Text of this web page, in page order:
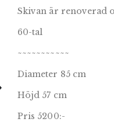
Skivan är renoverad
60-tal
~~~~~~~~~~~
Diameter 85 cm
Höjd 57 cm
Pris 5200:-